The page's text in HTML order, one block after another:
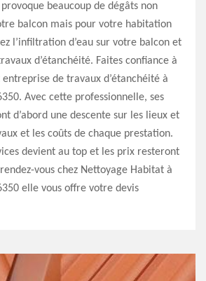
provoque beaucoup de dégâts non
balcon mais pour votre habitation
l’infiltration d’eau sur votre balcon et
d’étanchéité. Faites confiance à
de travaux d’étanchéité à
Avec cette professionnelle, ses
d’abord une descente sur les lieux et
et les coûts de chaque prestation.
devient au top et les prix resteront
vous chez Nettoyage Habitat à
elle vous offre votre devis